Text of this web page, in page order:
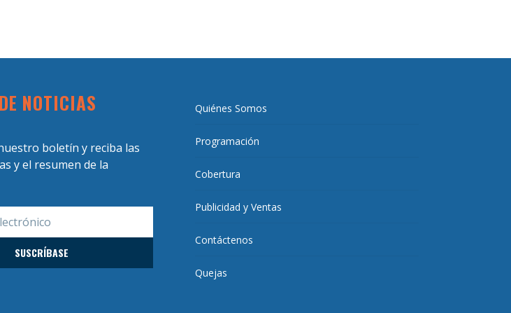
NOTICIAS
boletín y reciba las
y el resumen de la
Quiénes Somos
Programación
Cobertura
Publicidad y Ventas
Contáctenos
Quejas